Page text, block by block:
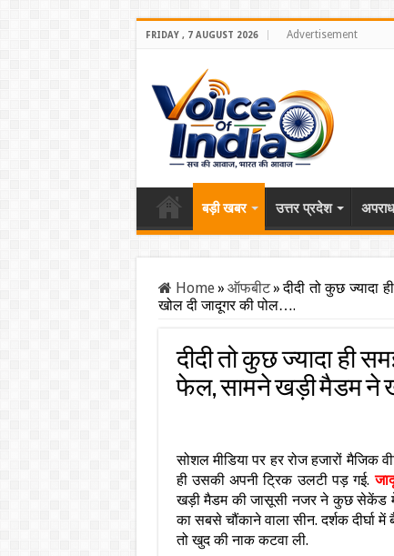
FRIDAY , 7 AUGUST 2026 Advertisement
बड़ी खबर उत्तर प्रदेश अपराध
Home» ऑफबीट» दीदी तो कुछ
खोल दी जादूगर की पोल….
दीदी तो कुछ ज्यादा ही
फेल, सामने खड़ी मैडम ने
सोशल मीडिया पर हर रोज हजारों मैजिक
ही उसकी अपनी ट्रिक उलटी पड़ गई.
खड़ी मैडम की जासूसी नजर ने कुछ सेकेंड में
का सबसे चौंकाने वाला सीन. दर्शक
तो खुद की नाक कटवा ली.